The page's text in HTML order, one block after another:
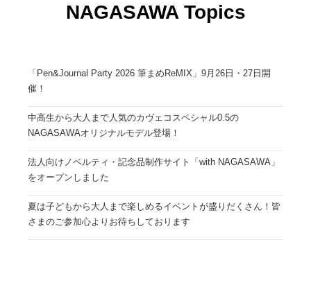
NAGASAWA Topics
「Pen&Journal Party 2026 筆まめReMIX」9月26日・27日開
催！
中高生から大人まで人気のカヴェコスペシャル0.5の
NAGASAWAオリジナルモデル登場！
法人向けノベルティ・記念品制作サイト「with NAGASAWA」
をオープンしました
夏は子どもから大人まで楽しめるイベントが盛りだくさん！皆
さまのご参加心よりお待ちしております